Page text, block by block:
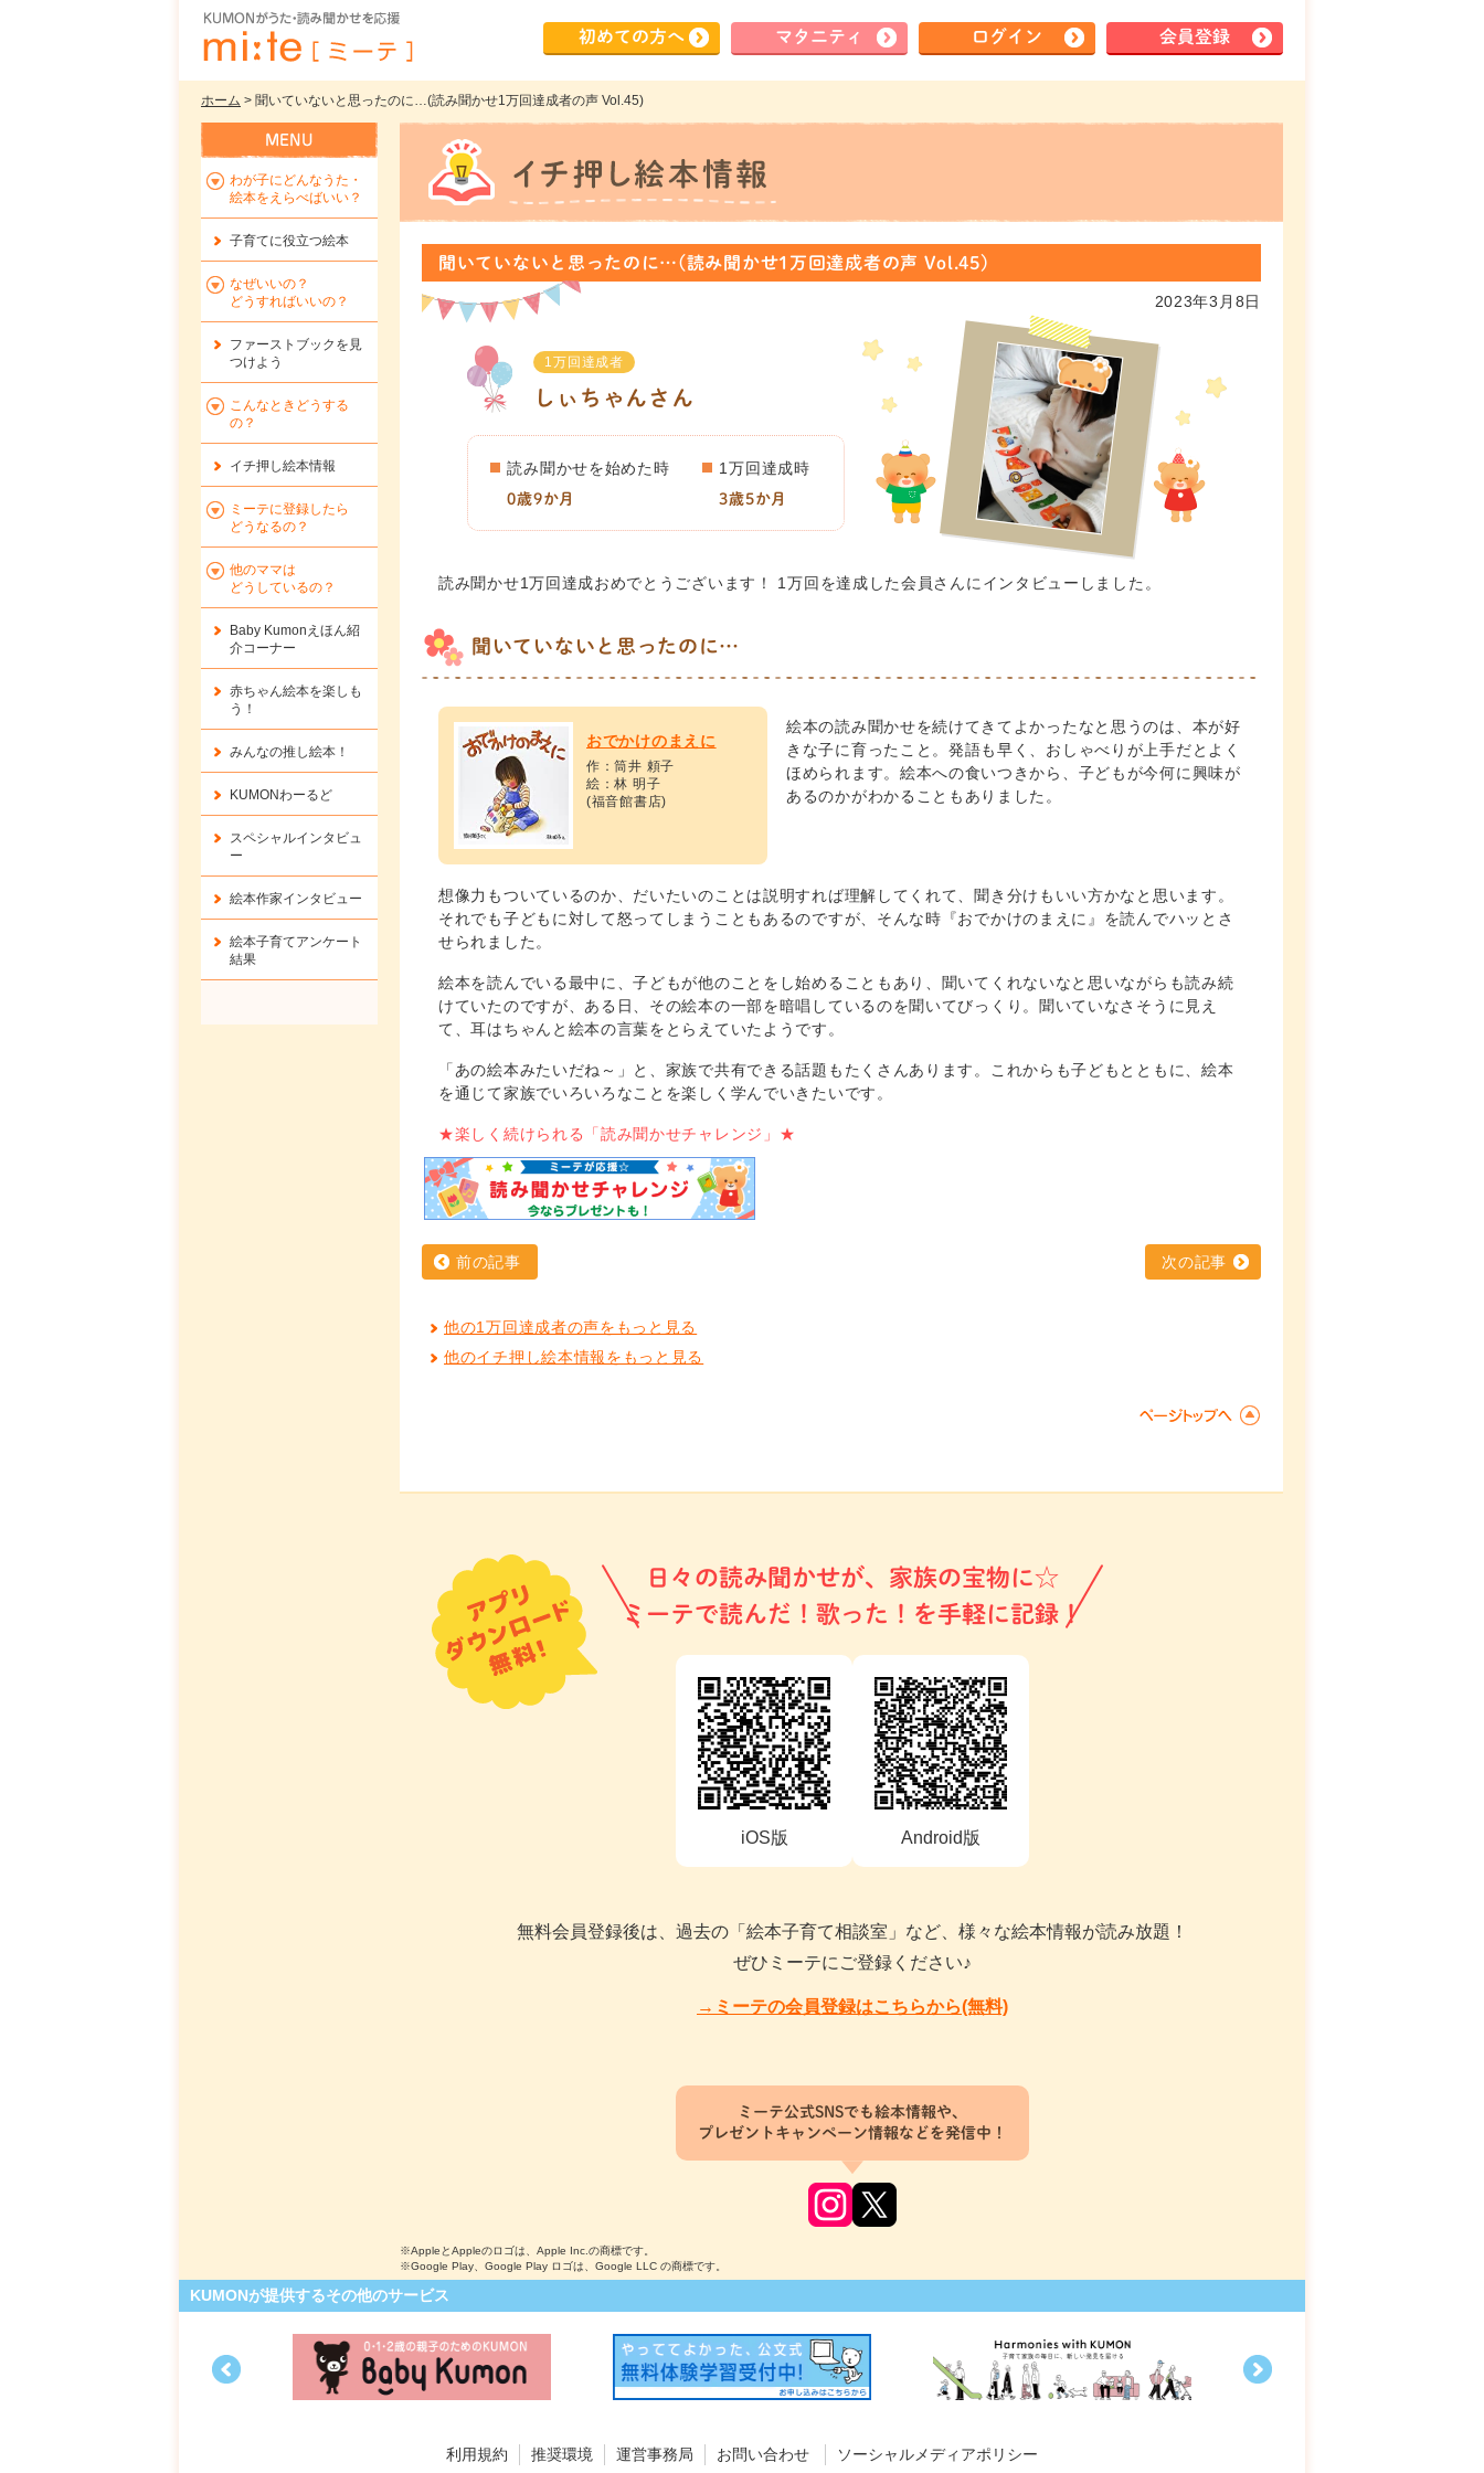
初めての方へ マタ ニティ ログイン 会員登録
ホーム > 聞いていないと思ったのに…(読み聞かせ1万回達成者の声 Vol.45)
聞いていないと思ったのに…(読み聞かせ1万回達成者の声 Vol.45)
2023年3月8日
1万回達成者
しぃちゃんさん
読み聞かせを始めた時
0歳9か月
1万回達成時
3歳5か月
読み聞かせ1万回達成おめでとうございます！ 1万回を達成した会員さんにインタビューしました。
聞いていないと思ったのに…
おでかけのまえに
作：筒井 頼子
絵：林 明子
(福音館書店)
絵本の読み聞かせを続けてきてよかったなと思うのは、本が好
きな子に育ったこと。発語も早く、おしゃべりが上手だとよく
ほめられます。絵本への食いつきから、子どもが今何に興味が
あるのかがわかることもありました。
想像力もついているのか、だいたいのことは説明すれば理解してくれて、聞き分けもいい方かなと思います。
それでも子どもに対して怒ってしまうこともあるのですが、そんな時『おでかけのまえに』を読んでハッとさ
せられました。
絵本を読んでいる最中に、子どもが他のことをし始めることもあり、聞いてくれないなと思いながらも読み続
けていたのですが、ある日、その絵本の一部を暗唱しているのを聞いてびっくり。聞いていなさそうに見え
て、耳はちゃんと絵本の言葉をとらえていたようです。
「あの絵本みたいだね～」と、家族で共有できる話題もたくさんあります。これからも子どもとともに、絵本
を通じて家族でいろいろなことを楽しく学んでいきたいです。
★楽しく続けられる「読み聞かせチャレンジ」★
前の記事 次の記事
他の1万回達成者の声をもっと見る
他のイチ押し絵本情報をもっと見る
わが子にどんなうた・
絵本をえらべばいい？
子育てに役立つ絵本
なぜいいの？
どうすればいいの？
ファーストブックを 見
つけよう
こんなときどうする
の？
イチ押し絵本情報
ミーテに登録したら
どうなるの？
他のママは
どうしているの？
Baby Kumonえほん紹
介コーナー
赤ちゃん絵本を楽しも
う！
みんなの推し絵本！
KUMONわーるど
スペシャルインタビュ
ー
絵本作家インタビュー
絵本子育てアンケート
結果
日々の読み聞かせが、家族の宝物に☆
ミーテで読んだ！歌った！を手軽に記録！
iOS版 Android版
無料会員登録後は、過去の「絵本子育て相談室」など、様々な絵本情報が読み放題！
ぜひミーテにご登録ください♪
→ミーテの会員登録はこちらから(無料)
ミーテ公式SNSでも絵本情報や、
プレゼントキャンペーン情報などを発信中！
※AppleとAppleのロゴは、Apple Inc.の商標です。
※Google Play、Google Play ロゴは、Google LLC の商標です。
KUMONが提供するその他のサービス
利用規約 推奨環境 運営事務局 お問い合わせ ソーシャルメディアポリシー